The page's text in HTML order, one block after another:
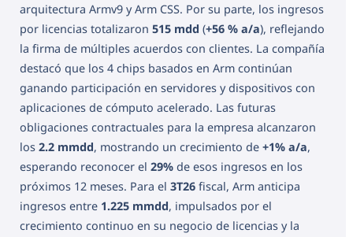
arquitectura Armv9 y Arm CSS. Por su parte, los ingresos
por licencias totalizaron 515 mdd (+56 % a/a), reflejando
la firma de múltiples acuerdos con clientes. La compañía
destacó que los 4 chips basados en Arm continúan
ganando participación en servidores y dispositivos con
aplicaciones de cómputo acelerado. Las futuras
obligaciones contractuales para la empresa alcanzaron
los 2.2 mmdd, mostrando un crecimiento de +1% a/a,
esperando reconocer el 29% de esos ingresos en los
próximos 12 meses. Para el 3T26 fiscal, Arm anticipa
ingresos entre 1.225 mmdd, impulsados por el
crecimiento continuo en su negocio de licencias y la